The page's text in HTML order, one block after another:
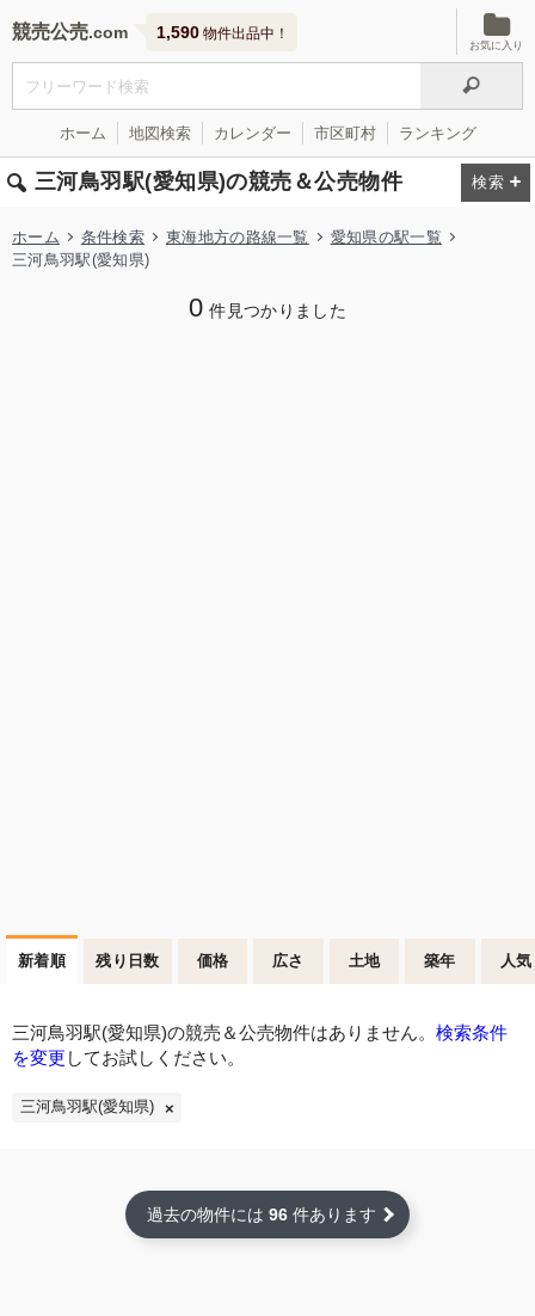
競売公売 1,590 物件出品中！
お気に入り
ホーム 地図検索 カレンダー 市区町村 ランキング
三河鳥羽駅(愛知県)の競売＆公売物件
ホーム 条件検索 東海地方の路線一覧
愛知県の駅一覧
三河鳥羽駅(愛知県)
0 件見つかりました
新着順 残り日数 価格 広さ 土地 築年 人気
三河鳥羽駅(愛知県)の競売＆公売物件はありません。 検索条件
を変更 してお試しください。
三河鳥羽駅(愛知県)
過去の物件には 96 件あります